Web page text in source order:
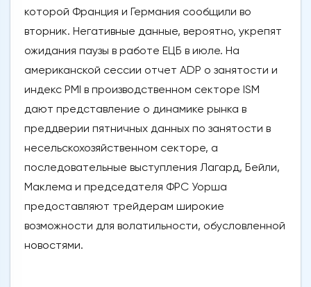
которой Франция и Германия сообщили во
вторник. Негативные данные, вероятно, укрепят
ожидания паузы в работе ЕЦБ в июле. На
американской сессии отчет ADP о занятости и
индекс PMI в производственном секторе ISM
дают представление о динамике рынка в
преддверии пятничных данных по занятости в
несельскохозяйственном секторе, а
последовательные выступления Лагард, Бейли,
Маклема и председателя ФРС Уорша
предоставляют трейдерам широкие
возможности для волатильности, обусловленной
новостями.